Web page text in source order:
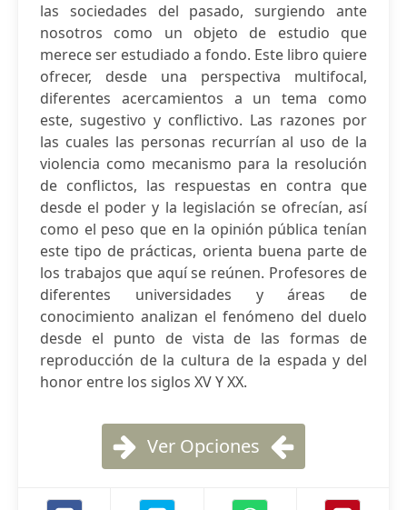
las sociedades del pasado, surgiendo ante
nosotros como un objeto de estudio que
merece ser estudiado a fondo. Este libro quiere
ofrecer, desde una perspectiva multifocal,
diferentes acercamientos a un tema como
este, sugestivo y conflictivo. Las razones por
las cuales las personas recurrían al uso de la
violencia como mecanismo para la resolución
de conflictos, las respuestas en contra que
desde el poder y la legislación se ofrecían, así
como el peso que en la opinión pública tenían
este tipo de prácticas, orienta buena parte de
los trabajos que aquí se reúnen. Profesores de
diferentes universidades y áreas de
conocimiento analizan el fenómeno del duelo
desde el punto de vista de las formas de
reproducción de la cultura de la espada y del
honor entre los siglos XV Y XX.
Ver Opciones